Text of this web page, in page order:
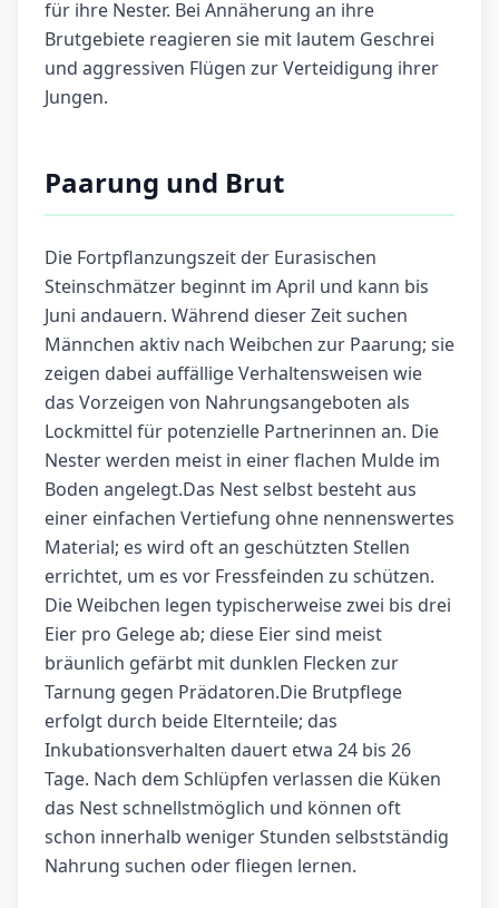
für ihre Nester. Bei Annäherung an ihre
Brutgebiete reagieren sie mit lautem Geschrei
und aggressiven Flügen zur Verteidigung ihrer
Jungen.
Paarung und Brut
Die Fortpflanzungszeit der Eurasischen
Steinschmätzer beginnt im April und kann bis
Juni andauern. Während dieser Zeit suchen
Männchen aktiv nach Weibchen zur Paarung; sie
zeigen dabei auffällige Verhaltensweisen wie
das Vorzeigen von Nahrungsangeboten als
Lockmittel für potenzielle Partnerinnen an. Die
Nester werden meist in einer flachen Mulde im
Boden angelegt.Das Nest selbst besteht aus
einer einfachen Vertiefung ohne nennenswertes
Material; es wird oft an geschützten Stellen
errichtet, um es vor Fressfeinden zu schützen.
Die Weibchen legen typischerweise zwei bis drei
Eier pro Gelege ab; diese Eier sind meist
bräunlich gefärbt mit dunklen Flecken zur
Tarnung gegen Prädatoren.Die Brutpflege
erfolgt durch beide Elternteile; das
Inkubationsverhalten dauert etwa 24 bis 26
Tage. Nach dem Schlüpfen verlassen die Küken
das Nest schnellstmöglich und können oft
schon innerhalb weniger Stunden selbstständig
Nahrung suchen oder fliegen lernen.